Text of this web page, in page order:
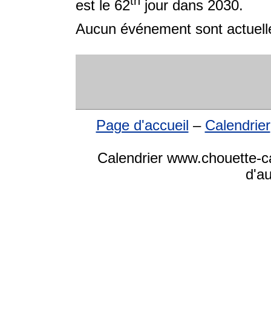
est le 62
jour dans 2030.
Aucun événement sont
Page d'accueil – Calendrier
Calendrier www.chouette-